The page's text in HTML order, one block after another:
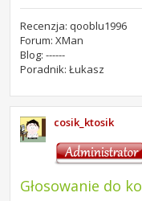
o
s
Recenzja: qooblu1996
Forum: XMan
Blog: ------
Poradnik: Łukasz
cosik_ktosik
Głosowanie do